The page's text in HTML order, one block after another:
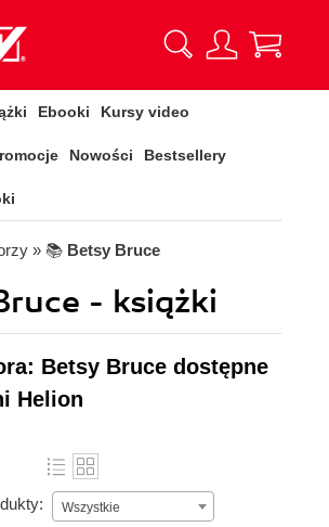
Ebooki Kursy video
Nowości Bestsellery
» 📚 Betsy Bruce
- książki
Betsy Bruce dostępne
Helion
Wszystkie